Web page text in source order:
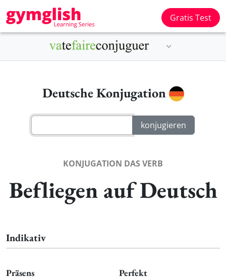
Gratis Test
Deutsche Konjugation
KONJUGATION DAS VERB
Befliegen auf Deutsch
Indikativ
Präsens Perfekt